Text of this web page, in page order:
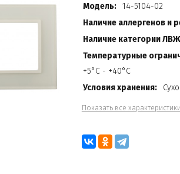
Модель: 14-5104-02
Наличие аллергенов и
Наличие категории
Температурные
+5°C - +40°C
Условия хранения:
Показать все